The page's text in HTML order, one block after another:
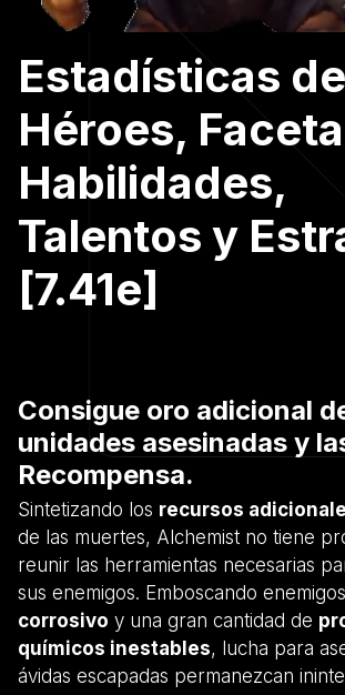
Estadísticas de
Héroes,
Habilidades,
Talentos y
[7.41e]
Consigue oro adicional
unidades asesinadas y
Recompensa.
Sintetizando los recursos
de las muertes, Alchemist no tiene
reunir las herramientas necesarias
sus enemigos. Emboscando
corrosivo y una gran cantidad de
químicos inestables, lucha para
ávidas escapadas permanezcan